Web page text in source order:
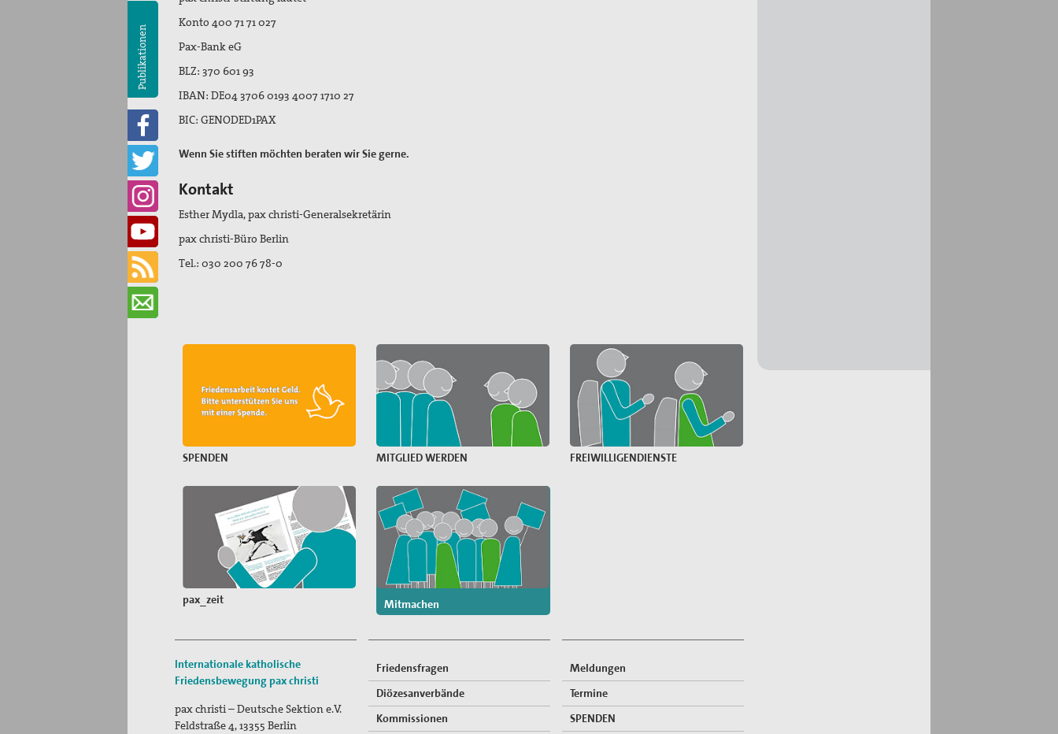
Publikationen
Konto 400 71 71 027
Pax-Bank eG
BLZ: 370 601 93
IBAN: DE04 3706 0193 4007 1710 27
BIC: GENODED1PAX
Wenn Sie stiften möchten beraten wir Sie gerne.
Kontakt
Esther Mydla, pax christi-Generalsekretärin
pax christi-Büro Berlin
Tel.: 030 200 76 78-0
SPENDEN MITGLIED WERDEN FREIWILLIGENDIENSTE
pax_zeit Mitmachen
Internationale katholische
Friedensbewegung pax christi
pax christi – Deutsche Sektion e.V.
Feldstraße 4,13355 Berlin
Friedensfragen
Diözesanverbände
Kommissionen
Meldungen
Termine
SPENDEN